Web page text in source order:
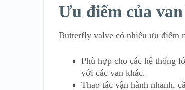
Ưu điểm của
Butterfly valve có nhiều ưu điểm
Phù hợp cho các hệ thống
với các van khác.
Thao tác vận hành nhanh,